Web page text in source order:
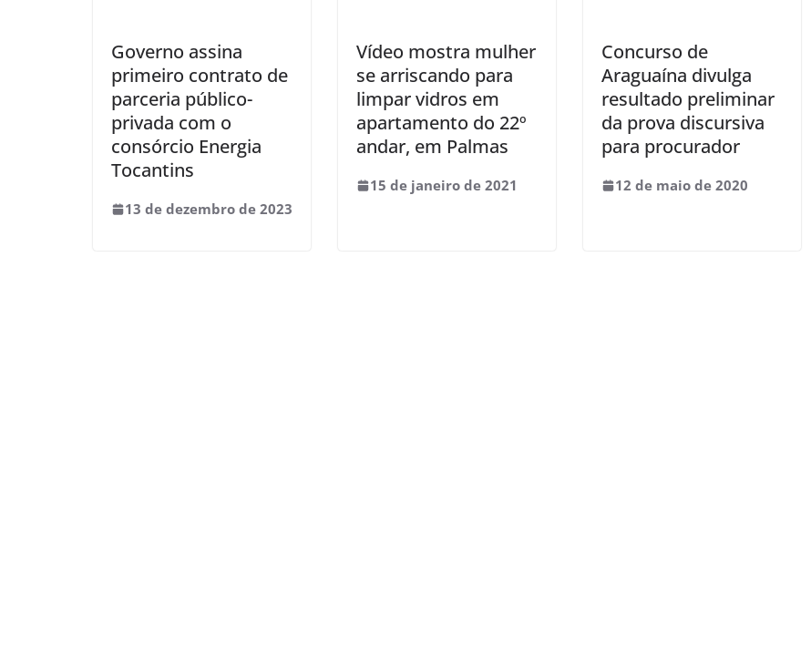
Governo assina
primeiro contrato de
parceria público-
privada com o
consórcio Energia
Tocantins
13 de dezembro de 2023
Vídeo mostra mulher
se arriscando para
limpar vidros em
apartamento do 22º
andar, em Palmas
15 de janeiro de 2021
Concurso de
Araguaína divulga
resultado preliminar
da prova discursiva
para procurador
12 de maio de 2020